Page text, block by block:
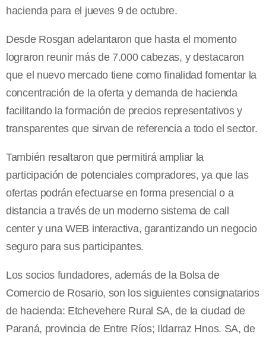
hacienda para el jueves 9 de octubre.
Desde Rosgan adelantaron que hasta el momento
lograron reunir más de 7.000 cabezas, y destacaron
que el nuevo mercado tiene como finalidad fomentar la
concentración de la oferta y demanda de hacienda
facilitando la formación de precios representativos y
transparentes que sirvan de referencia a todo el sector.
También resaltaron que permitirá ampliar la
participación de potenciales compradores, ya que las
ofertas podrán efectuarse en forma presencial o a
distancia a través de un moderno sistema de call
center y una WEB interactiva, garantizando un negocio
seguro para sus participantes.
Los socios fundadores, además de la Bolsa de
Comercio de Rosario, son los siguientes consignatarios
de hacienda: Etchevehere Rural SA, de la ciudad de
Paraná, provincia de Entre Ríos; Ildarraz Hnos. SA, de